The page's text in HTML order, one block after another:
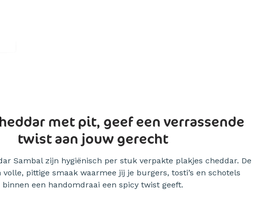
met pit, geef een verrassende
twist aan jouw gerecht
Sambal zijn hygiënisch per stuk verpakte plakjes cheddar. De
volle, pittige smaak waarmee jij je burgers, tosti’s en schotels
binnen een handomdraai een spicy twist geeft.